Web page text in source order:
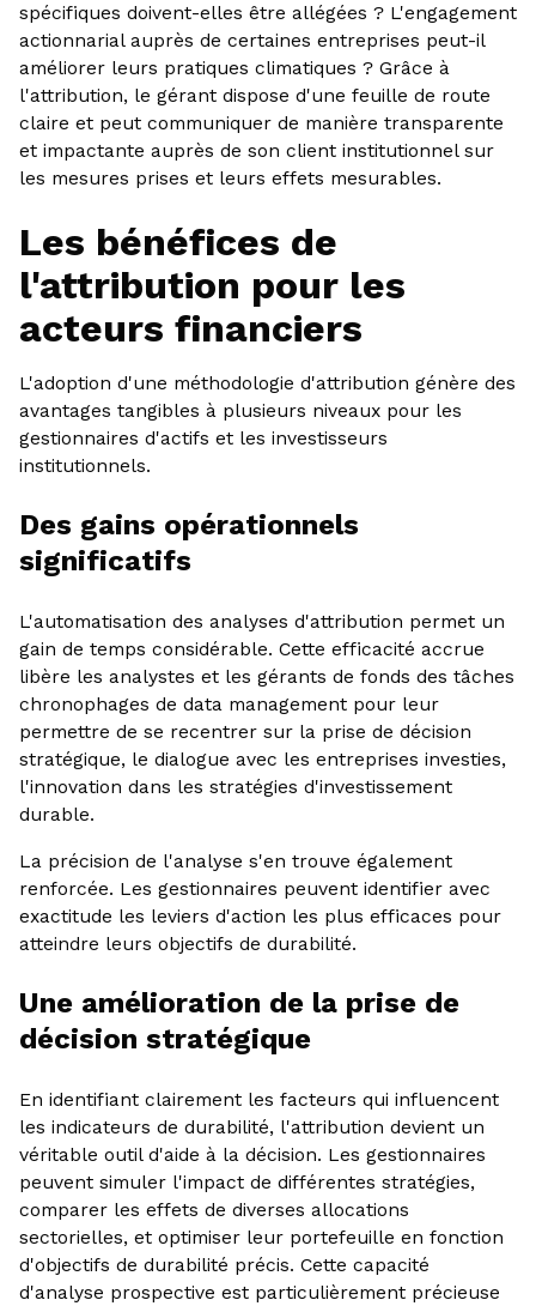
spécifiques doivent-elles être allégées ? L'engagement
actionnarial auprès de certaines entreprises peut-il
améliorer leurs pratiques climatiques ? Grâce à
l'attribution, le gérant dispose d'une feuille de route
claire et peut communiquer de manière transparente
et impactante auprès de son client institutionnel sur
les mesures prises et leurs effets mesurables.
Les bénéfices de
l'attribution pour les
acteurs financiers
L'adoption d'une méthodologie d'attribution génère des
avantages tangibles à plusieurs niveaux pour les
gestionnaires d'actifs et les investisseurs
institutionnels.
Des gains opérationnels
significatifs
L'automatisation des analyses d'attribution permet un
gain de temps considérable. Cette efficacité accrue
libère les analystes et les gérants de fonds des tâches
chronophages de data management pour leur
permettre de se recentrer sur la prise de décision
stratégique, le dialogue avec les entreprises investies,
l'innovation dans les stratégies d'investissement
durable.
La précision de l'analyse s'en trouve également
renforcée. Les gestionnaires peuvent identifier avec
exactitude les leviers d'action les plus efficaces pour
atteindre leurs objectifs de durabilité.
Une amélioration de la prise de
décision stratégique
En identifiant clairement les facteurs qui influencent
les indicateurs de durabilité, l'attribution devient un
véritable outil d'aide à la décision. Les gestionnaires
peuvent simuler l'impact de différentes stratégies,
comparer les effets de diverses allocations
sectorielles, et optimiser leur portefeuille en fonction
d'objectifs de durabilité précis. Cette capacité
d'analyse prospective est particulièrement précieuse